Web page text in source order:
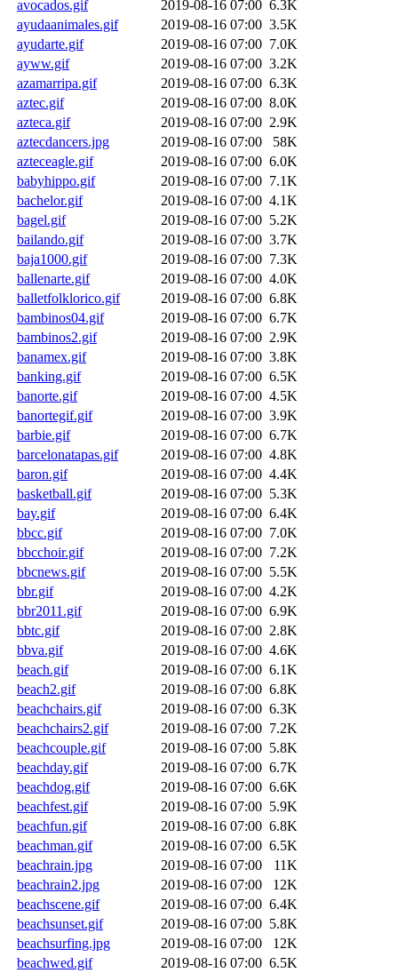
avocados.gif 2019-08-16 07:00 6.3K
ayudaanimales.gif
2019-08-16 07:00 3.5K
ayudarte.gif
2019-08-16 07:00 7.0K
ayww.gif
2019-08-16 07:00 3.2K
azamarripa.gif
2019-08-16 07:00 6.3K
aztec.gif
2019-08-16 07:00 8.0K
azteca.gif
2019-08-16 07:00 2.9K
aztecdancers.jpg
2019-08-16 07:00
58K
azteceagle.gif
2019-08-16 07:00 6.0K
babyhippo.gif
2019-08-16 07:00 7.1K
bachelor.gif
2019-08-16 07:00 4.1K
bagel.gif
2019-08-16 07:00 5.2K
bailando.gif
2019-08-16 07:00 3.7K
baja1000.gif
2019-08-16 07:00 7.3K
ballenarte.gif
2019-08-16 07:00 4.0K
balletfolklorico.gif
2019-08-16 07:00 6.8K
bambinos04.gif
2019-08-16 07:00 6.7K
bambinos2.gif
2019-08-16 07:00 2.9K
banamex.gif
2019-08-16 07:00 3.8K
banking.gif
2019-08-16 07:00 6.5K
banorte.gif
2019-08-16 07:00 4.5K
banortegif.gif
2019-08-16 07:00 3.9K
barbie.gif
2019-08-16 07:00 6.7K
barcelonatapas.gif
2019-08-16 07:00 4.8K
baron.gif
2019-08-16 07:00 4.4K
basketball.gif
2019-08-16 07:00 5.3K
bay.gif
2019-08-16 07:00 6.4K
bbcc.gif
2019-08-16 07:00 7.0K
bbcchoir.gif
2019-08-16 07:00 7.2K
bbcnews.gif
2019-08-16 07:00 5.5K
bbr.gif
2019-08-16 07:00 4.2K
bbr2011.gif
2019-08-16 07:00 6.9K
bbtc.gif
2019-08-16 07:00 2.8K
bbva.gif
2019-08-16 07:00 4.6K
beach.gif
2019-08-16 07:00 6.1K
beach2.gif
2019-08-16 07:00 6.8K
beachchairs.gif
2019-08-16 07:00 6.3K
beachchairs2.gif
2019-08-16 07:00 7.2K
beachcouple.gif
2019-08-16 07:00 5.8K
beachday.gif
2019-08-16 07:00 6.7K
beachdog.gif
2019-08-16 07:00 6.6K
beachfest.gif
2019-08-16 07:00 5.9K
beachfun.gif
2019-08-16 07:00 6.8K
beachman.gif
2019-08-16 07:00 6.5K
beachrain.jpg
2019-08-16 07:00
11K
beachrain2.jpg
2019-08-16 07:00
12K
beachscene.gif
2019-08-16 07:00 6.4K
beachsunset.gif
2019-08-16 07:00 5.8K
beachsurfing.jpg
2019-08-16 07:00
12K
beachwed.gif
2019-08-16 07:00 6.5K